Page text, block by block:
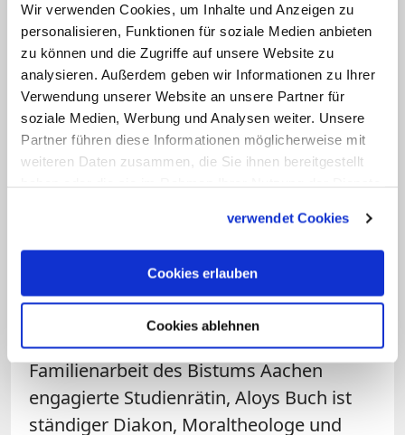
Wir verwenden Cookies, um Inhalte und Anzeigen zu
personalisieren, Funktionen für soziale Medien anbieten
zu können und die Zugriffe auf unsere Website zu
analysieren. Außerdem geben wir Informationen zu Ihrer
Verwendung unserer Website an unsere Partner für
soziale Medien, Werbung und Analysen weiter. Unsere
Partner führen diese Informationen möglicherweise mit
weiteren Daten zusammen, die Sie ihnen bereitgestellt
verwendet Cookies
Cookies erlauben
Cookies ablehnen
Oktober 2015 in Rom teil.
Petra und Aloys Buchaus dem
niederrheinischen Korschenbroich sind
seit rund 40 Jahren verheiratet. Sie
werden zusammen mit 16 weiteren
Laien unter den insgesamt rund 400
("Auditores") sollen sie den Geistlichen
persönlichen Erfahrungen berichten.
Petra Buch ist eine in der diözesanen
Familienarbeit des Bistums Aachen
engagierte Studienrätin, Aloys Buch ist
ständiger Diakon, Moraltheologe und